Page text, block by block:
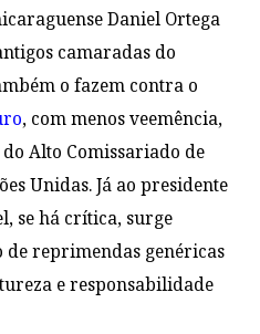
Daniel Ortega
camaradas do
o fazem contra o
, com menos veemência,
Alto Comissariado de
Unidas. Já ao presidente
se há crítica, surge
reprimendas genéricas
e responsabilidade